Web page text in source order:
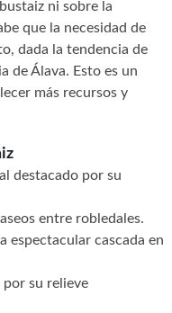
ni sobre la
que la necesidad de
dada la tendencia de
de Álava. Esto es un
más recursos y
destacado por su
entre robledales.
espectacular cascada en
su relieve